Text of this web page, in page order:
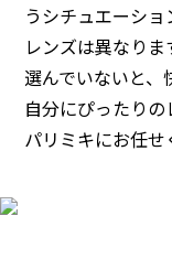
うシチュエーシ
レンズは異なり
選んでいないと、
自分にぴったり
パリミキにお任せ